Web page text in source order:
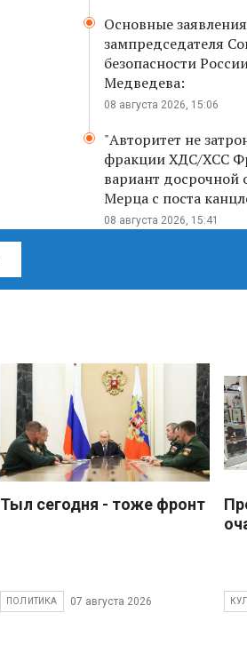
Основные заявления
зампредседателя
безопасности
Медведева:
08 августа 2026, 15:06
"Авторитет не
фракции ХДС/ХСС
вариант досрочной
Мерца с поста
08 августа 2026, 15:41
Тыл сегодня - тоже фронт
ПОЛИТИКА 07 августа 2026